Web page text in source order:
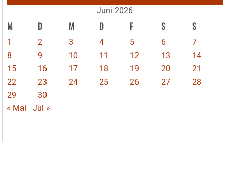
Juni 2026
M D M D F S S
1 2 3 4 5 6
7
8
9 10 11 12 13
14
15
16 17 18 19 20
21
22
23 24 25 26 27
28
29
30
« Mai
Jul »